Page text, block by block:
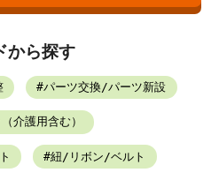
から探す
パーツ交換/パーツ新設
介護用含む）
紐/リボン/ベルト